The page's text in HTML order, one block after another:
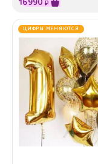
16990 ₽
ЦИФРЫ МЕНЯЮТСЯ